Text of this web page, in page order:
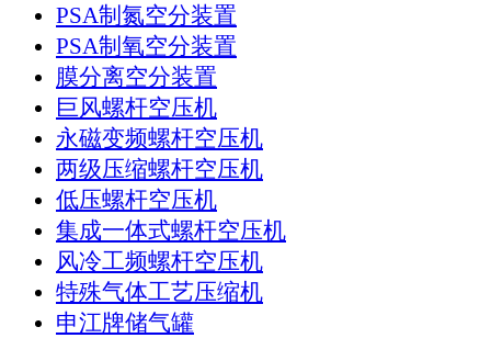
PSA制氮空分装置
PSA制氧空分装置
膜分离空分装置
巨风螺杆空压机
永磁变频螺杆空压机
两级压缩螺杆空压机
低压螺杆空压机
集成一体式螺杆空压机
风冷工频螺杆空压机
特殊气体工艺压缩机
申江牌储气罐